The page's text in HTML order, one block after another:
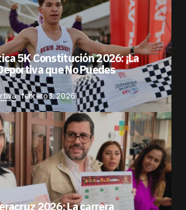
5K Constitución 2026: ¡La
que No Puedes
febrero 3, 2026
2026: La carrera